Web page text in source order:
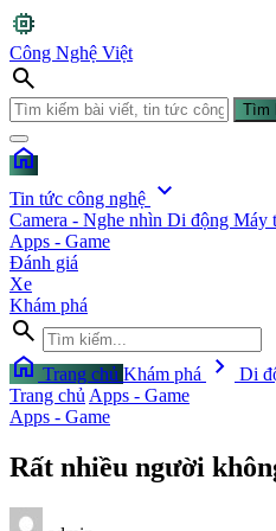
memory
Công Nghệ Việt
search
Tìm
home
Tin tức công nghệ expand_more
Camera - Nghe nhìn Di động Máy
Apps - Game
Đánh giá
Xe
Khám phá
search
home Trang chủ Khám phá chevron_right Di
Trang chủ Apps - Game
Apps - Game
Rất nhiều người